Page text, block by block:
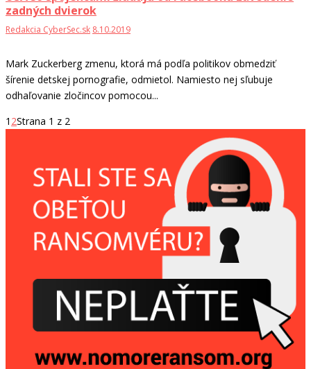
zadných dvierok
Redakcia CyberSec.sk 8.10.2019
Mark Zuckerberg zmenu, ktorá má podľa politikov obmedziť
šírenie detskej pornografie, odmietol. Namiesto nej sľubuje
odhaľovanie zločincov pomocou...
1 2Strana 1 z 2